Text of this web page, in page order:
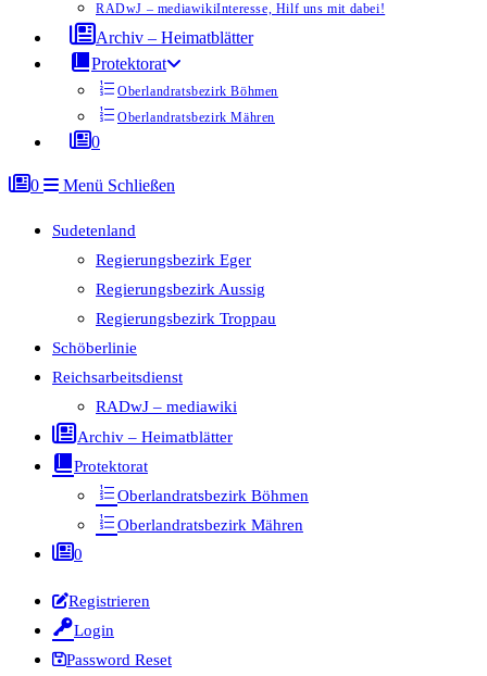
RADwJ – mediawikiInteresse, Hilf uns mit dabei!
Archiv – Heimatblätter
Protektorat
Oberlandratsbezirk Böhmen
Oberlandratsbezirk Mähren
0
0 Menü Schließen
Sudetenland
Regierungsbezirk Eger
Regierungsbezirk Aussig
Regierungsbezirk Troppau
Schöberlinie
Reichsarbeitsdienst
RADwJ – mediawiki
Archiv – Heimatblätter
Protektorat
Oberlandratsbezirk Böhmen
Oberlandratsbezirk Mähren
0
Registrieren
Login
Password Reset